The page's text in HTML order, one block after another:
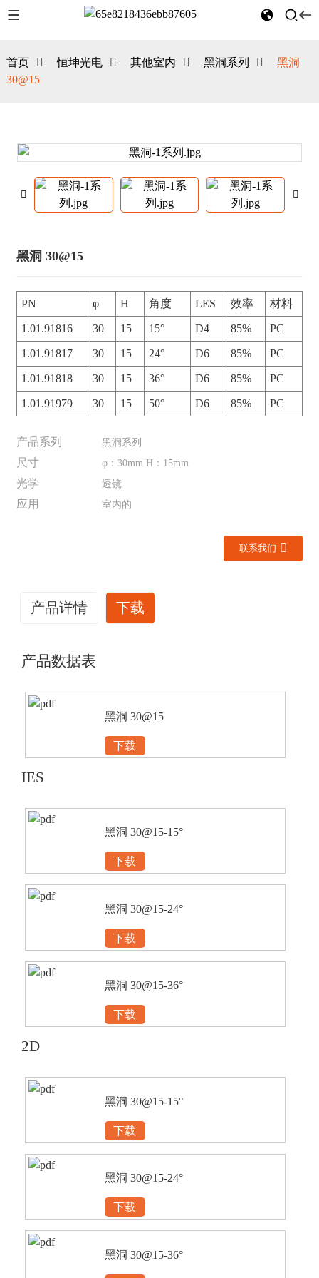
首页 恒坤光电 其他室内 黑洞系列
黑洞
30@15
黑洞 30@15
PN φ H 角度 LES 效率 材料
1.01.91816 30 15 15° D4 85% PC
1.01.91817 30 15 24° D6 85% PC
1.01.91818 30 15 36° D6 85% PC
1.01.91979 30 15 50° D6 85% PC
产品系列 黑洞系列
尺寸 φ：30mm H：15mm
光学 透镜
应用 室内的
联系我们
产品详情 下载
产品数据表
黑洞 30@15
下载
IES
黑洞 30@15-15°
下载
黑洞 30@15-24°
下载
黑洞 30@15-36°
下载
2D
黑洞 30@15-15°
下载
黑洞 30@15-24°
下载
黑洞 30@15-36°